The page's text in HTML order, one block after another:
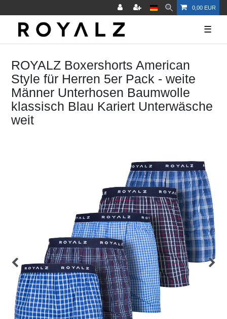
0,00 EUR
☰
ROYALZ Boxershorts American
Style für Herren 5er Pack - weite
Männer Unterhosen Baumwolle
klassisch Blau Kariert Unterwäsche
weit